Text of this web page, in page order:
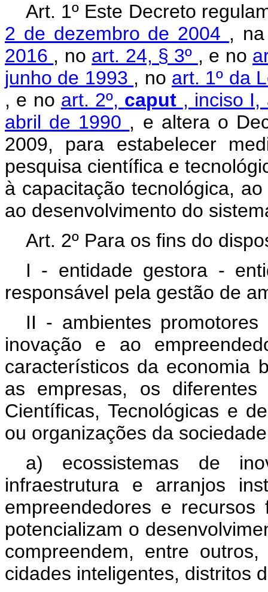
Art. 1º Este Decreto
2 de dezembro de 2004 ,
2016 , no art. 24, § 3º , e no
junho de 1993 , no art. 1º da
, e no art. 2º, caput , inciso I,
abril de 1990 , e altera o
2009, para estabelecer
pesquisa científica e
à capacitação tecnológica,
ao desenvolvimento do
Art. 2º Para os fins do
I - entidade gestora -
responsável pela gestão de
II - ambientes
inovação e ao
característicos da economia
as empresas, os
Científicas, Tecnológicas e
ou organizações da
a) ecossistemas de
infraestrutura e arranjos
empreendedores e
potencializam o
compreendem, entre
cidades inteligentes, distritos